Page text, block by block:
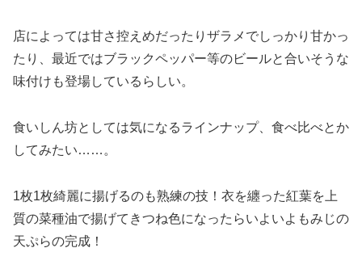
店によっては甘さ控えめだったりザラメでしっかり甘かっ
たり、最近ではブラックペッパー等のビールと合いそうな
味付けも登場しているらしい。
食いしん坊としては気になるラインナップ、食べ比べとか
してみたい……。
1枚1枚綺麗に揚げるのも熟練の技！衣を纏った紅葉を上
質の菜種油で揚げてきつね色になったらいよいよもみじの
天ぷらの完成！